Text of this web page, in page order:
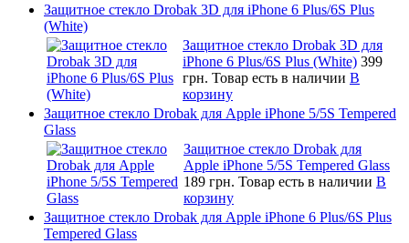
Защитное стекло Drobak 3D для iPhone 6 Plus/6S Plus
(White)
Защитное стекло Drobak 3D для
iPhone 6 Plus/6S Plus (White) 399
грн. Товар есть в наличии В
корзину
Защитное стекло Drobak для Apple iPhone 5/5S Tempered
Glass
Защитное стекло Drobak для
Apple iPhone 5/5S Tempered Glass
189 грн. Товар есть в наличии В
корзину
Защитное стекло Drobak для Apple iPhone 6 Plus/6S Plus
Tempered Glass